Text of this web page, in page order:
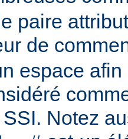
paire
de
espace
Notez